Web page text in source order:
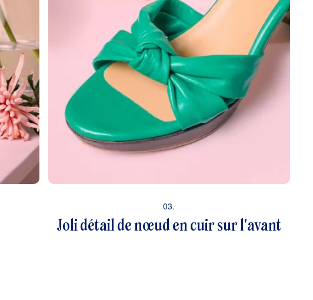
03.
Joli détail de nœud en cuir sur l'avant